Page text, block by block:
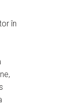
în